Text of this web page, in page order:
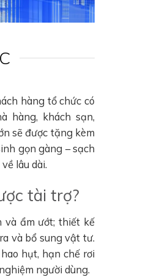
hàng tổ chức có
hàng, khách sạn,
sẽ được tặng kèm
gọn gàng – sạch
lâu dài.
tài trợ?
và ẩm ướt; thiết kế
và bổ sung vật tư.
hụt, hạn chế rơi
người dùng.